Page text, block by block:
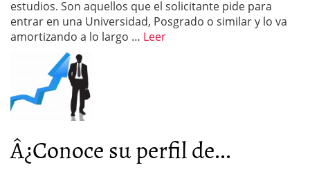
estudios. Son aquellos que el solicitante pide para
entrar en una Universidad, Posgrado o similar y lo va
amortizando a lo largo … Leer
Â¿Conoce su perfil de...